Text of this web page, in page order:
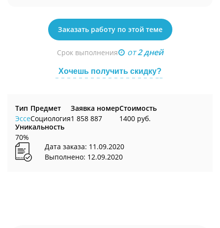
Заказать работу по этой теме
Срок выполнения от2 дней
Хочешь получить скидку?
Тип
Эссе
Предмет
Социология
Заявка номер
1 858 887
Стоимость
1400 руб.
Уникальность
70%
Дата заказа: 11.09.2020
Выполнено: 12.09.2020